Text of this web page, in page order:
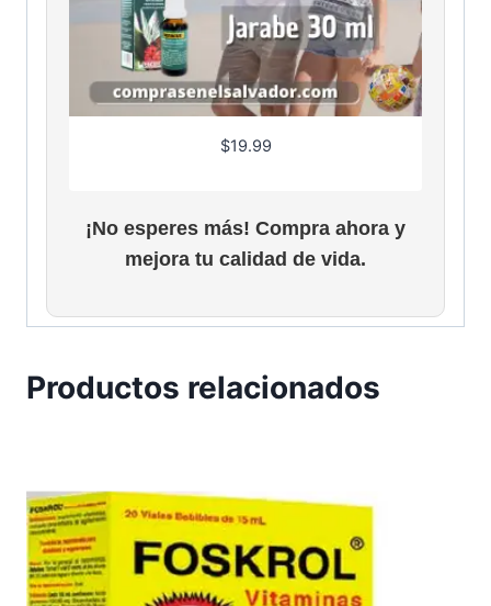
$19.99
¡No esperes más! Compra ahora y
mejora tu calidad de vida.
Productos relacionados